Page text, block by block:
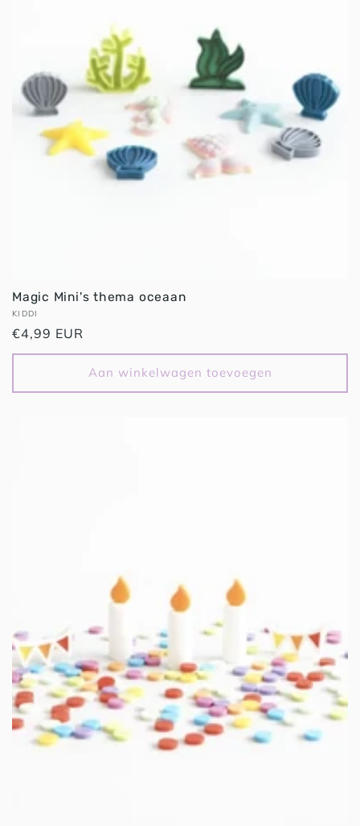
Magic Mini's thema oceaan
Verkoper:
KIDDI
Normale
prijs
€4,99 EUR
Aan winkelwagen toevoegen